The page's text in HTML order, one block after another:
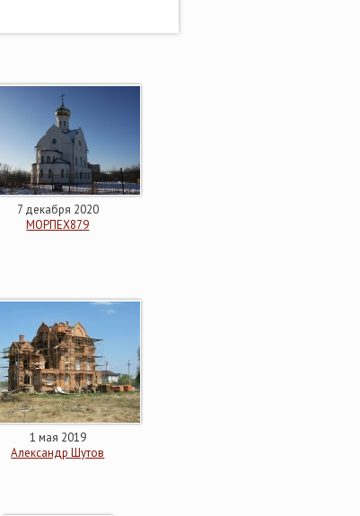
7 декабря 2020
МОРПЕХ879
1 мая 2019
Александр Шутов